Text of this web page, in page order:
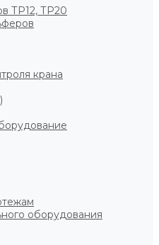
ТР12, ТР20
крана
оборудования